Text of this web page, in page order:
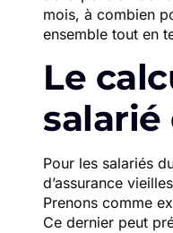
mois, à combien
ensemble tout en
Le
Pour les salariés
d’assurance
Prenons comme
Ce dernier peut